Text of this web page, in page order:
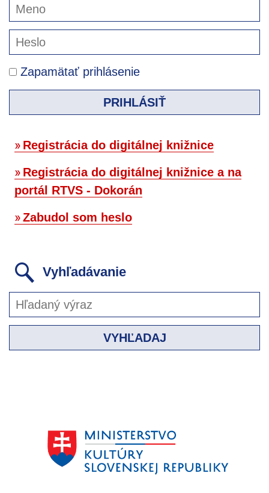
Zapamätať prihlásenie
PRIHLÁSIŤ
Registrácia do digitálnej knižnice
Registrácia do digitálnej knižnice a na
portál RTVS - Dokorán
Zabudol som heslo
Vyhľadávanie
VYHĽADAJ